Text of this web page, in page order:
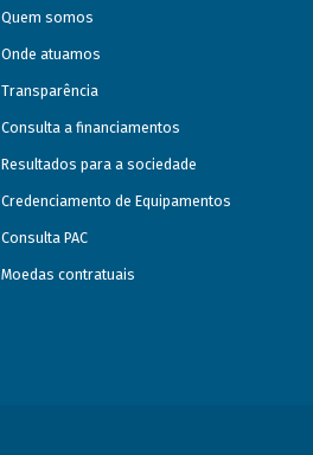
Quem somos
Onde atuamos
Transparência
Consulta a financiamentos
Resultados para a sociedade
Credenciamento de Equipamentos
Consulta PAC
Moedas contratuais